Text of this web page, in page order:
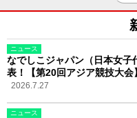
ニュース
なでしこジャパン（日本女子
表！【第20回アジア競技大会】
2026.7.27
ニュース